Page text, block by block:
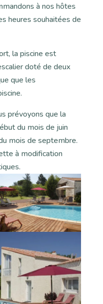
à nos hôtes
heures souhaitées de
la piscine est
doté de deux
que les
prévoyons que la
du mois de juin
mois de septembre.
à modification